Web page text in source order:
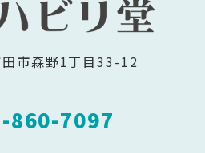
市森野1丁目33-12
860-7097